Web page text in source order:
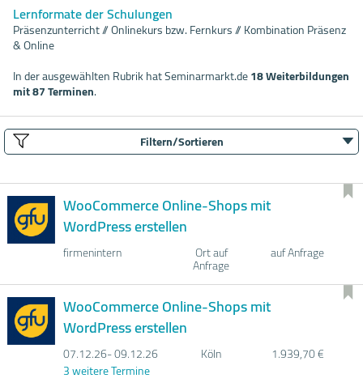
Lernformate der Schulungen
Präsenzunterricht // Onlinekurs bzw. Fernkurs // Kombination Präsenz
& Online
In der ausgewählten Rubrik hat Seminarmarkt.de18 Weiterbildungen
mit 87 Terminen.
Filtern/Sortieren
WooCommerce Online-Shops mit
WordPress erstellen
firmenintern Ort auf
Anfrage
auf Anfrage
WooCommerce Online-Shops mit
WordPress erstellen
07.12.26- 09.12.26 Köln
1.939,70 €
3 weitere Termine